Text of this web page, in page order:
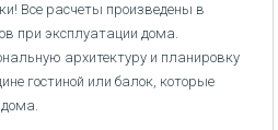
Все расчеты произведены в
при эксплуатации дома.
архитектуру и планировку
гостиной или балок, которые